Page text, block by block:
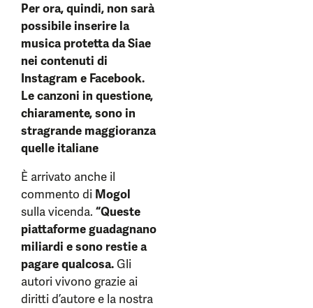
Per ora, quindi, non sarà
possibile inserire la
musica protetta da Siae
nei contenuti di
Instagram e Facebook.
Le canzoni in questione,
chiaramente, sono in
stragrande maggioranza
quelle italiane
È arrivato anche il
commento di Mogol
sulla vicenda. “Queste
piattaforme guadagnano
miliardi e sono restie a
pagare qualcosa.Gli
autori vivono grazie ai
diritti d’autore e la nostra